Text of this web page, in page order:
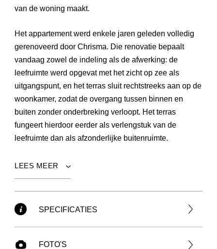
van de woning maakt.
Het appartement werd enkele jaren geleden volledig
gerenoveerd door Chrisma. Die renovatie bepaalt
vandaag zowel de indeling als de afwerking: de
leefruimte werd opgevat met het zicht op zee als
uitgangspunt, en het terras sluit rechtstreeks aan op de
woonkamer, zodat de overgang tussen binnen en
buiten zonder onderbreking verloopt. Het terras
fungeert hierdoor eerder als verlengstuk van de
leefruimte dan als afzonderlijke buitenruimte.
LEES MEER
SPECIFICATIES
FOTO'S